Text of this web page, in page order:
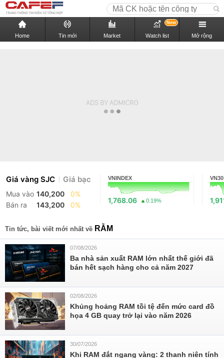
Home Tin mới Market Watch list
New
Mở rộng
Giá vàng SJC Giá bạc
Mua vào 140,200
0%
Bán ra
143,200 0%
VNINDEX
1,768.06 0.19%
VN30
Tin tức, bài viết mới nhất về RẰM
07/08/2026
Ba nhà sản xuất RAM lớn nhất thế giới đã
bán hết sạch hàng cho cả năm 2027
02/08/2026
Khủng hoảng RAM tồi tệ đến mức card đồ
họa 4 GB quay trở lại vào năm 2026
30/07/2026
Khi RAM đắt ngang vàng: 2 thanh niên tính